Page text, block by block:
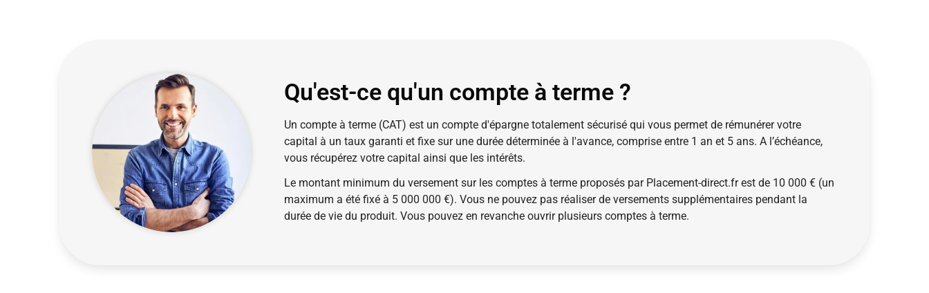
Qu'est-ce qu'un compte à terme ?
Un compte à terme (CAT) est un compte d'épargne totalement sécurisé qui vous permet de rémunérer votre
capital à un taux garanti et fixe sur une durée déterminée à l'avance, comprise entre 1 an et 5 ans. A l’échéance,
vous récupérez votre capital ainsi que les intérêts.
Le montant minimum du versement sur les comptes à terme proposés par Placement-direct.fr est de 10 000 € (un
maximum a été fixé à 5 000 000 €). Vous ne pouvez pas réaliser de versements supplémentaires pendant la
durée de vie du produit. Vous pouvez en revanche ouvrir plusieurs comptes à terme.